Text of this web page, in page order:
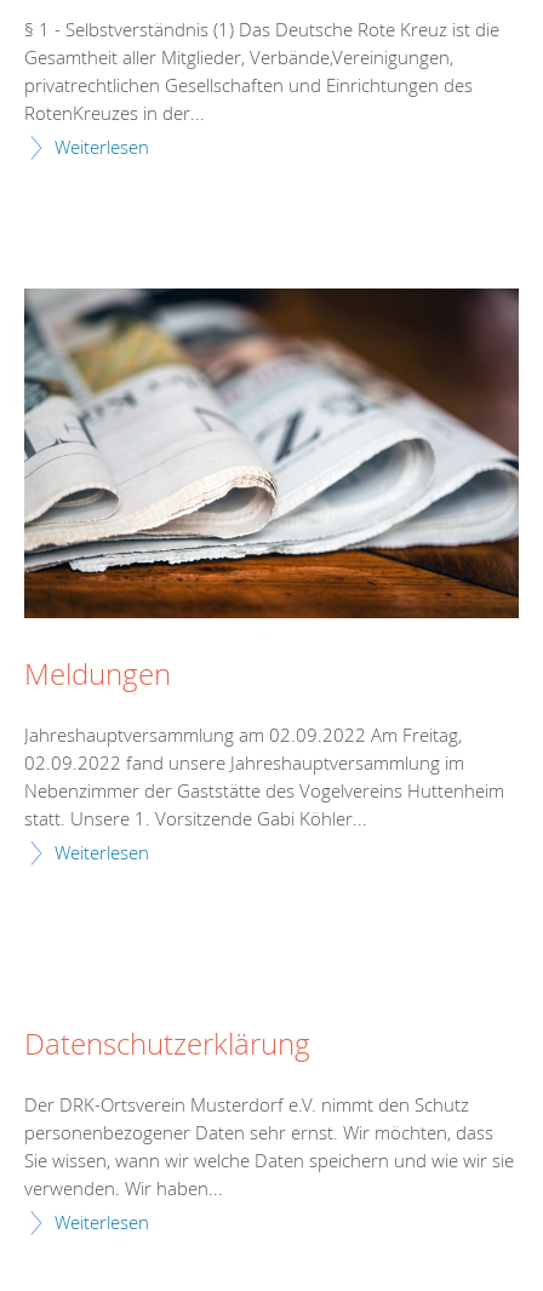
§ 1 - Selbstverständnis (1) Das Deutsche Rote Kreuz ist die
Gesamtheit aller Mitglieder, Verbände,Vereinigungen,
privatrechtlichen Gesellschaften und Einrichtungen des
RotenKreuzes in der...
Weiterlesen
Meldungen
Jahreshauptversammlung am 02.09.2022 Am Freitag,
02.09.2022 fand unsere Jahreshauptversammlung im
Nebenzimmer der Gaststätte des Vogelvereins Huttenheim
statt. Unsere 1. Vorsitzende Gabi Köhler...
Weiterlesen
Datenschutzerklärung
Der DRK-Ortsverein Musterdorf e.V. nimmt den Schutz
personenbezogener Daten sehr ernst. Wir möchten, dass
Sie wissen, wann wir welche Daten speichern und wie wir sie
verwenden. Wir haben...
Weiterlesen